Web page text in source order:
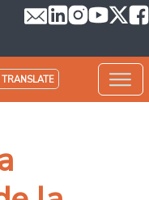
TRANSLATE